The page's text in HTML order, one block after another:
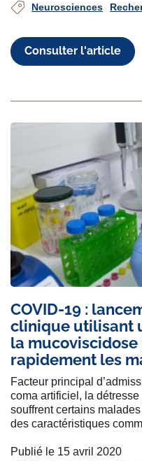
Neurosciences
Consulter l'article
COVID-19 :
clinique utilisant
la
rapidement les
Facteur principal
coma artificiel, la
souffrent certains
des caractéristiques
Publié le 15 avril 2020